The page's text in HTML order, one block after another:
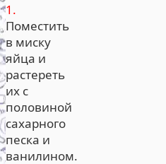
1.
Поместить
в миску
яйца и
растереть
их с
половиной
сахарного
песка и
ванилином.